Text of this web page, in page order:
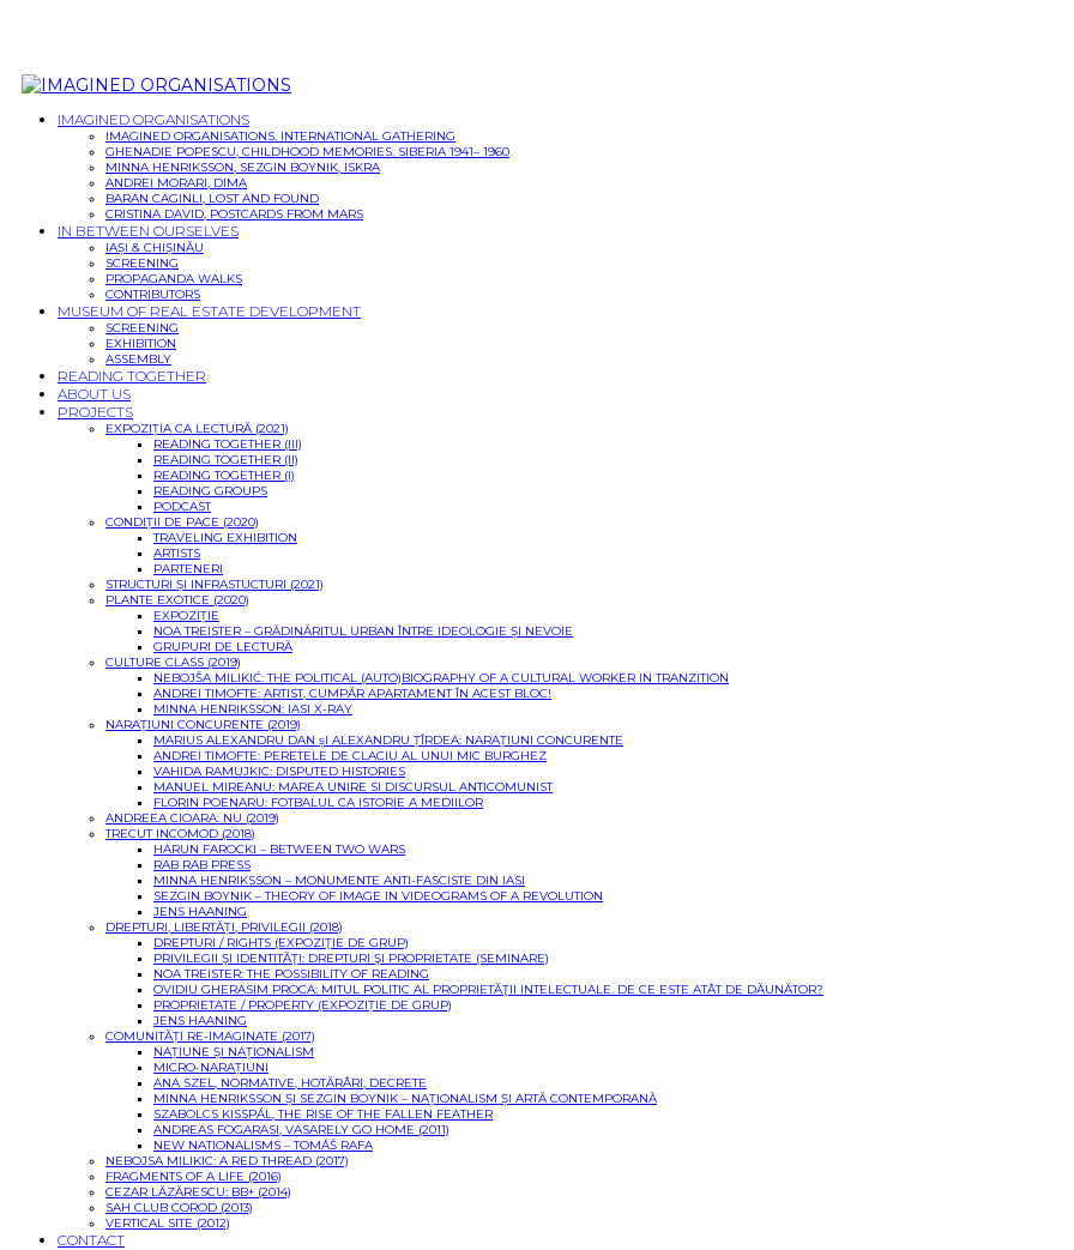
IMAGINED ORGANISATIONS
IMAGINED ORGANISATIONS. INTERNATIONAL GATHERING
GHENADIE POPESCU, CHILDHOOD MEMORIES. SIBERIA 1941– 1960
MINNA HENRIKSSON, SEZGIN BOYNIK, ISKRA
ANDREI MORARI, DIMA
BARAN CAGINLI, LOST AND FOUND
CRISTINA DAVID, POSTCARDS FROM MARS
IN BETWEEN OURSELVES
IAȘI & CHIȘINĂU
SCREENING
PROPAGANDA WALKS
CONTRIBUTORS
MUSEUM OF REAL ESTATE DEVELOPMENT
SCREENING
EXHIBITION
ASSEMBLY
READING TOGETHER
ABOUT US
PROJECTS
EXPOZIȚIA CA LECTURĂ (2021)
READING TOGETHER (III)
READING TOGETHER (II)
READING TOGETHER (I)
READING GROUPS
PODCAST
CONDIȚII DE PACE (2020)
TRAVELING EXHIBITION
ARTISTS
PARTENERI
STRUCTURI ȘI INFRASTUCTURI (2021)
PLANTE EXOTICE (2020)
EXPOZIȚIE
NOA TREISTER – GRĂDINĂRITUL URBAN ÎNTRE IDEOLOGIE ȘI NEVOIE
GRUPURI DE LECTURĂ
CULTURE CLASS (2019)
NEBOJŠA MILIKIĆ: THE POLITICAL (AUTO)BIOGRAPHY OF A CULTURAL WORKER IN TRANZITION
ANDREI TIMOFTE: ARTIST, CUMPĂR APARTAMENT ÎN ACEST BLOC!
MINNA HENRIKSSON: IASI X-RAY
NARAȚIUNI CONCURENTE (2019)
MARIUS ALEXANDRU DAN șI ALEXANDRU ȚÎRDEA: NARAȚIUNI CONCURENTE
ANDREI TIMOFTE: PERETELE DE CLACIU AL UNUI MIC BURGHEZ
VAHIDA RAMUJKIC: DISPUTED HISTORIES
MANUEL MIREANU: MAREA UNIRE SI DISCURSUL ANTICOMUNIST
FLORIN POENARU: FOTBALUL CA ISTORIE A MEDIILOR
ANDREEA CIOARA: NU (2019)
TRECUT INCOMOD (2018)
HARUN FAROCKI – BETWEEN TWO WARS
RAB RAB PRESS
MINNA HENRIKSSON – MONUMENTE ANTI-FASCISTE DIN IASI
SEZGIN BOYNIK – THEORY OF IMAGE IN VIDEOGRAMS OF A REVOLUTION
JENS HAANING
DREPTURI, LIBERTĂȚI, PRIVILEGII (2018)
DREPTURI / RIGHTS (EXPOZIŢIE DE GRUP)
PRIVILEGII ŞI IDENTITĂŢI: DREPTURI ŞI PROPRIETATE (SEMINARE)
NOA TREISTER: THE POSSIBILITY OF READING
OVIDIU GHERASIM PROCA: MITUL POLITIC AL PROPRIETĂŢII INTELECTUALE. DE CE ESTE ATÂT DE DĂUNĂTOR?
PROPRIETATE / PROPERTY (EXPOZIȚIE DE GRUP)
JENS HAANING
COMUNITĂȚI RE-IMAGINATE (2017)
NAȚIUNE ȘI NAȚIONALISM
MICRO-NARAȚIUNI
ANA SZEL, NORMATIVE, HOTĂRÂRI, DECRETE
MINNA HENRIKSSON ȘI SEZGIN BOYNIK – NAȚIONALISM ȘI ARTĂ CONTEMPORANĂ
SZABOLCS KISSPÁL, THE RISE OF THE FALLEN FEATHER
ANDREAS FOGARASI, VASARELY GO HOME (2011)
NEW NATIONALISMS – TOMÁŠ RAFA
NEBOJSA MILIKIC: A RED THREAD (2017)
FRAGMENTS OF A LIFE (2016)
CEZAR LĂZĂRESCU: BB+ (2014)
SAH CLUB COROD (2013)
VERTICAL SITE (2012)
CONTACT